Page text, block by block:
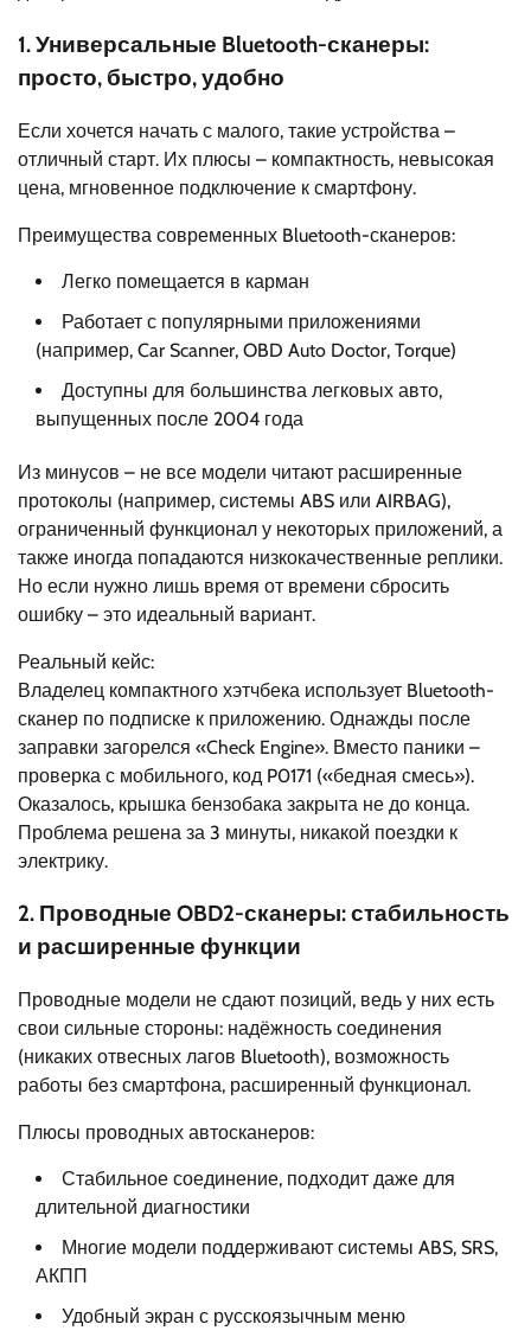
1. Универсальные Bluetooth-сканеры:
просто, быстро, удобно
Если хочется начать с малого, такие устройства –
отличный старт. Их плюсы – компактность, невысокая
цена, мгновенное подключение к смартфону.
Преимущества современных Bluetooth-сканеров:
Легко помещается в карман
Работает с популярными приложениями
(например, Car Scanner, OBD Auto Doctor, Torque)
Доступны для большинства легковых авто,
выпущенных после 2004 года
Из минусов – не все модели читают расширенные
протоколы (например, системы ABS или AIRBAG),
ограниченный функционал у некоторых приложений, а
также иногда попадаются низкокачественные реплики.
Но если нужно лишь время от времени сбросить
ошибку – это идеальный вариант.
Реальный кейс:
Владелец компактного хэтчбека использует Bluetooth-
сканер по подписке к приложению. Однажды после
заправки загорелся «Check Engine». Вместо паники –
проверка с мобильного, код P0171 («бедная смесь»).
Оказалось, крышка бензобака закрыта не до конца.
Проблема решена за 3 минуты, никакой поездки к
электрику.
2. Проводные OBD2-сканеры: стабильность
и расширенные функции
Проводные модели не сдают позиций, ведь у них есть
свои сильные стороны: надёжность соединения
(никаких отвесных лагов Bluetooth), возможность
работы без смартфона, расширенный функционал.
Плюсы проводных автосканеров:
Стабильное соединение, подходит даже для
длительной диагностики
Многие модели поддерживают системы ABS, SRS,
АКПП
Удобный экран с русскоязычным меню